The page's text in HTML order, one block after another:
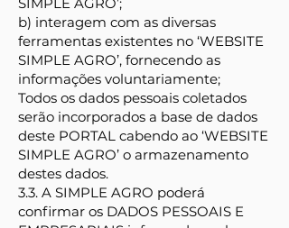
b) interagem com as diversas
ferramentas existentes no ‘WEBSITE
SIMPLE AGRO’, fornecendo as
informações voluntariamente;
Todos os dados pessoais coletados
serão incorporados a base de dados
deste PORTAL cabendo ao ‘WEBSITE
SIMPLE AGRO’ o armazenamento
destes dados.
3.3. A SIMPLE AGRO poderá
confirmar os DADOS PESSOAIS E